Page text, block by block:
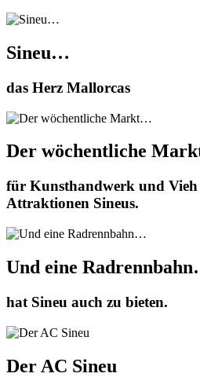
Sineu…
das Herz Mallorcas
Der wöchentliche
für Kunsthandwerk und Vieh
Attraktionen Sineus.
Und eine
hat Sineu auch zu bieten.
Der AC Sineu